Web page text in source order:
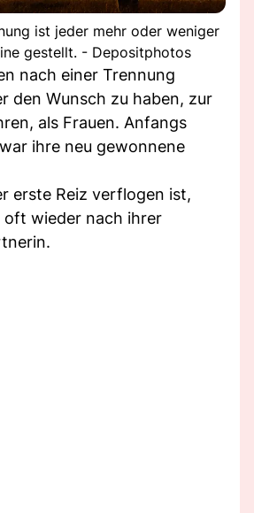
ist jeder mehr oder weniger
gestellt. - Depositphotos
nach einer Trennung
den Wunsch zu haben, zur
als Frauen. Anfangs
ihre neu gewonnene
erste Reiz verflogen ist,
oft wieder nach ihrer